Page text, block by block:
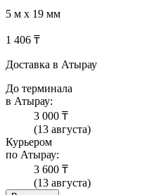
5 м х 19 мм
1 406 ₸
Доставка в Атырау
До терминала
в Атырау:
3 000 ₸
(13 августа)
Курьером
по Атырау:
3 600 ₸
(13 августа)